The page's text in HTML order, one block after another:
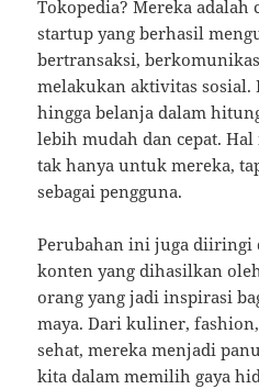
Tokopedia? Mereka
startup yang berhasil
bertransaksi,
melakukan aktivitas sosial.
hingga belanja dalam
lebih mudah dan cepat.
tak hanya untuk mereka,
sebagai pengguna.
Perubahan ini juga diiringi
konten yang dihasilkan
orang yang jadi inspirasi
maya. Dari kuliner,
sehat, mereka menjadi
kita dalam memilih gaya